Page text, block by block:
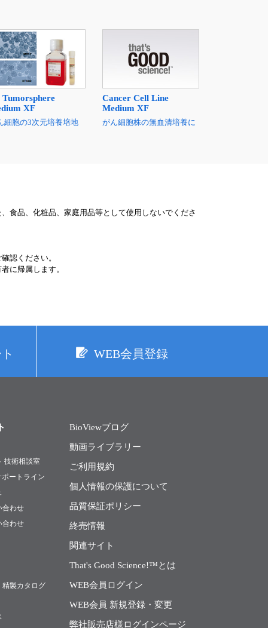
Tumorsphere
XF
細胞の3次元培養培地
Cancer Cell Line
Medium XF
がん細胞株の無血清培養に
食品、化粧品、家庭用品等として使用しないでくださ
認ください。
に帰属します。
WEB会員登録
技術相談室
ポートライン
合わせ
合わせ
製カタログ
BioViewブログ
動画ライブラリー
ご利用規約
個人情報の保護について
品質保証ポリシー
終売情報
関連サイト
That's Good Science!™とは
WEB会員ログイン
WEB会員 新規登録・変更
弊社販売店様ログインページ